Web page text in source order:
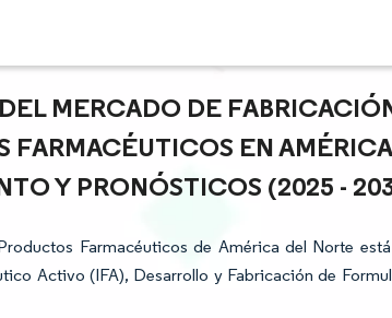
MERCADO DE
EN
Y PRONÓSTICOS (2025 -
Farmacéuticos de América del Norte
Activo (IFA), Desarrollo y Fabricación de